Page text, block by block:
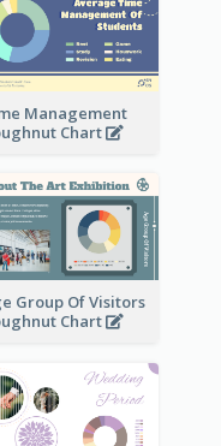
Management
Chart
Group Of Visitors
Chart